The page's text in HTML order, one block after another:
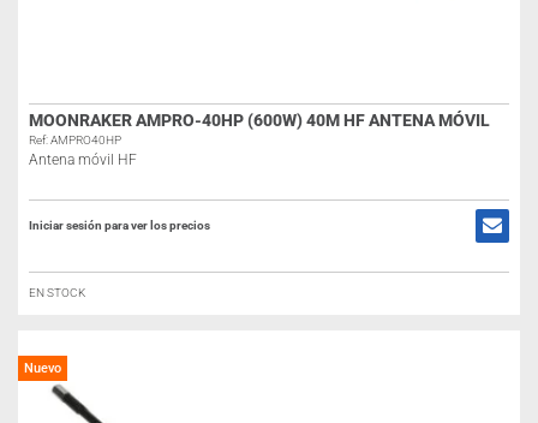
MOONRAKER AMPRO-40HP (600W) 40M HF ANTENA MÓVIL
Ref: AMPRO40HP
Antena móvil HF
Iniciar sesión para ver los precios
EN STOCK
Nuevo